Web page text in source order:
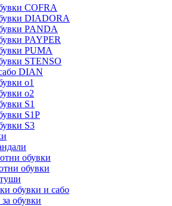
COFRA
DIADORA
PANDA
PAYPER
PUMA
STENSO
DIAN
o1
o2
S1
S1P
S3
обувки
обувки
обувки и сабо
обувки